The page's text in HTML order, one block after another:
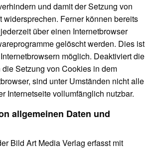
und damit der Setzung von
widersprechen. Ferner können bereits
über einen Internetbrowser
gelöscht werden. Dies ist
möglich. Deaktiviert die
Setzung von Cookies in dem
sind unter Umständen nicht alle
Internetseite vollumfänglich nutzbar.
allgemeinen Daten und
Bild Art Media Verlag erfasst mit